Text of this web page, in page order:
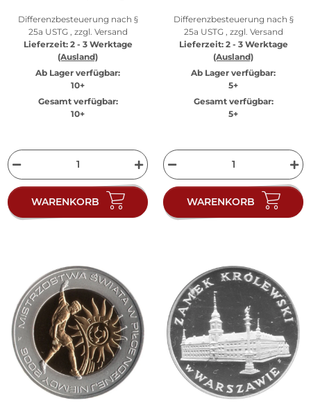
Differenzbesteuerung nach §
25a USTG , zzgl. Versand
Lieferzeit: 2 - 3 Werktage
(Ausland)
Ab Lager verfügbar:
10+
Gesamt verfügbar:
10+
WARENKORB
Differenzbesteuerung nach §
25a USTG , zzgl. Versand
Lieferzeit: 2 - 3 Werktage
(Ausland)
Ab Lager verfügbar:
5+
Gesamt verfügbar:
5+
WARENKORB